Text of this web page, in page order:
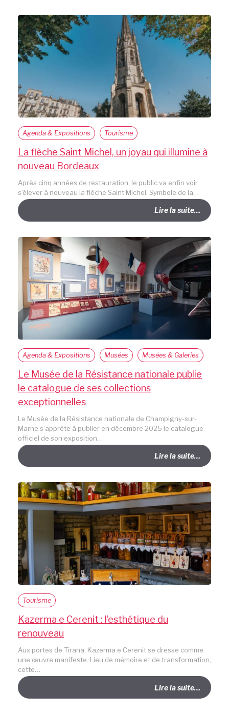
Agenda & Expositions Tourisme
La flèche Saint Michel, un joyau qui illumine à
nouveau Bordeaux
Après cinq années de restauration, le public va enfin voir
s’élever à nouveau la flèche Saint Michel. Symbole de la…
Lire la suite…
Agenda & Expositions Musées Musées & Galeries
Le Musée de la Résistance nationale publie
le catalogue de ses collections
exceptionnelles
Le Musée de la Résistance nationale de Champigny-sur-
Marne s’apprête à publier en décembre 2025 le catalogue
officiel de son exposition…
Lire la suite…
Tourisme
Kazerma e Cerenit : l’esthétique du
renouveau
Aux portes de Tirana, Kazerma e Cerenit se dresse comme
une œuvre manifeste. Lieu de mémoire et de transformation,
cette…
Lire la suite…